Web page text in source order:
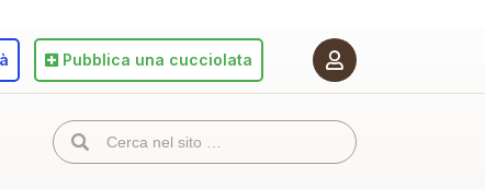
Pubblica una cucciolata